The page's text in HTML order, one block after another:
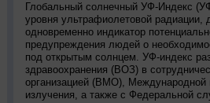
Глобальный солнечный УФ-Индекс
уровня ультрафиолетовой
одновременно индикатор
предупреждения людей о
под открытым солнцем. УФ-индекс
здравоохранения (ВОЗ) в
организацией (ВМО), Международной
излучения, а также с Федеральной